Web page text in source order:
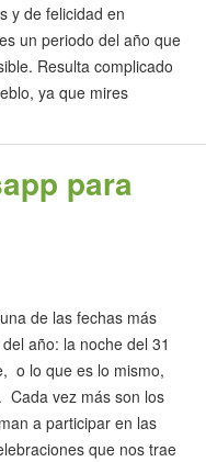
y de felicidad en
un periodo del año que
Resulta complicado
ya que mires
para
de las fechas más
año: la noche del 31
o lo que es lo mismo,
Cada vez más son los
a participar en las
que nos trae